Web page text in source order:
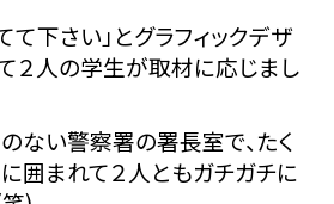
下さい」とグラフィックデザ
２人の学生が取材に応じまし
ない警察署の署長室で、たく
囲まれて２人ともガチガチに